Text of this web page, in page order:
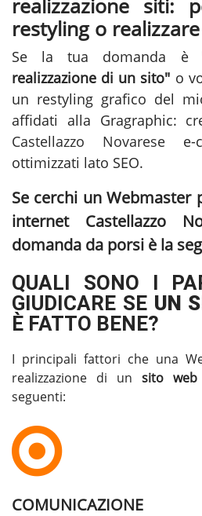
restyling o
Se la tua domanda è
realizzazione di un sito" o
un restyling grafico del
affidati alla Gragraphic:
Castellazzo Novarese e-
ottimizzati lato SEO.
Se cerchi un Webmaster
internet Castellazzo
domanda da porsi è la
QUALI SONO I
GIUDICARE SEUN
È FATTO BENE?
I principali fattori che una
realizzazione di un sito web
seguenti:
COMUNICAZIONE